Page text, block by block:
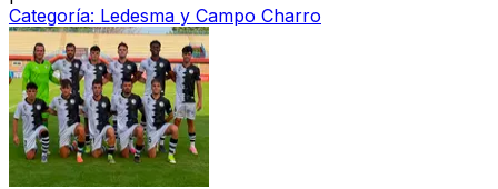
Categoría: Ledesma y Campo Charro